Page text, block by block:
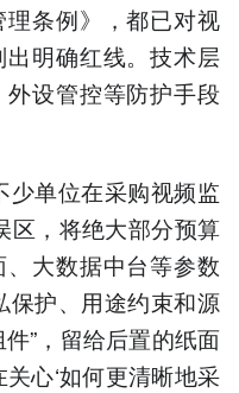
条例》，都已对视
明确红线。技术层
设管控等防护手段
少单位在采购视频监
区，将绝大部分预算
大数据中台等参数
保护、用途约束和源
”，留给后置的纸面
心‘如何更清晰地采